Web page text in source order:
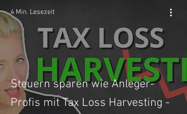
Steuern sparen wie Anleger-
Profis mit Tax Loss Harvesting -
4 Min. Lesezeit